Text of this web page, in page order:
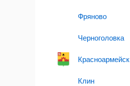
Фряново
Черноголовка
Красноармейск
Клин